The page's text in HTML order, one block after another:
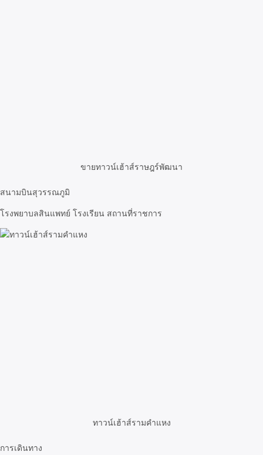
ขายทาวน์เฮ้าส์ราษฎร์พัฒนา
สนามบินสุวรรณภูมิ
โรงพยาบลสินแพทย์ โรงเรียน สถานที่ราชการ
ทาวน์เฮ้าส์รามคำแหง
การเดินทาง